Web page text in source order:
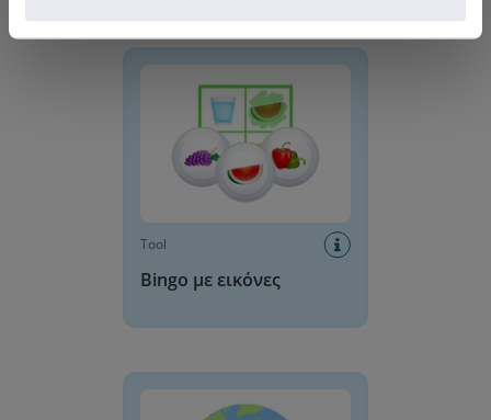
Bingo με εικόνες
Tool
Bingo με εικόνες